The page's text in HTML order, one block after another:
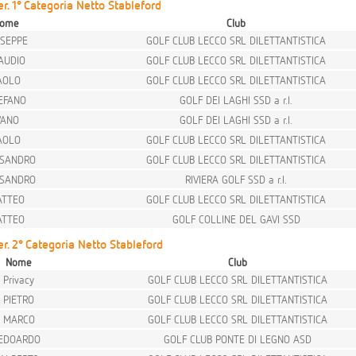
1° Categoria Netto Stableford
Club
GOLF CLUB LECCO SRL DILETTANTISTICA
GOLF CLUB LECCO SRL DILETTANTISTICA
GOLF CLUB LECCO SRL DILETTANTISTICA
GOLF DEI LAGHI SSD a r.l.
GOLF DEI LAGHI SSD a r.l.
GOLF CLUB LECCO SRL DILETTANTISTICA
GOLF CLUB LECCO SRL DILETTANTISTICA
RIVIERA GOLF SSD a r.l.
GOLF CLUB LECCO SRL DILETTANTISTICA
GOLF COLLINE DEL GAVI SSD
2° Categoria Netto Stableford
Nome
Club
Privacy
GOLF CLUB LECCO SRL DILETTANTISTICA
PIETRO
GOLF CLUB LECCO SRL DILETTANTISTICA
MARCO
GOLF CLUB LECCO SRL DILETTANTISTICA
GOLF CLUB PONTE DI LEGNO ASD